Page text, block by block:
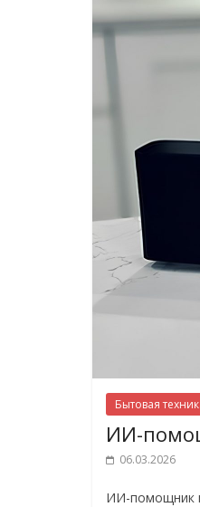
Бытовая
ИИ-
06.03.2026
ИИ-помощник